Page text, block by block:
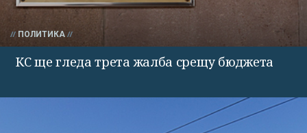
ПОЛИТИКА
КС ще гледа трета жалба срещу бюджета